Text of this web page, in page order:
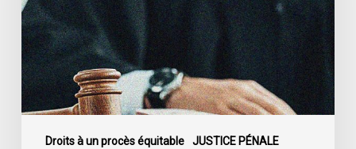
Droits à un procès équitable
JUSTICE PÉNALE
au
sujet
du
projet
de